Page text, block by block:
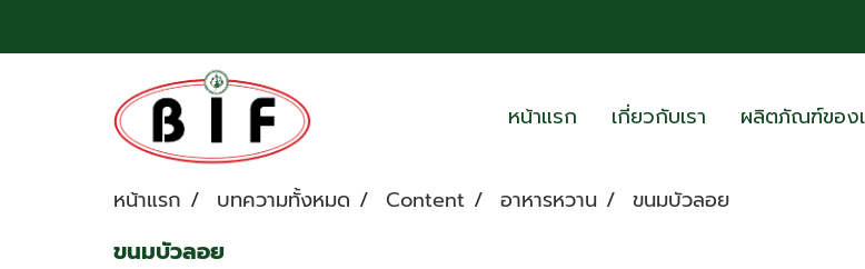
หน้าแรก เกี่ยวกับเรา ผลิตภัณฑ์ของ
หน้าแรก บทความทั้งหมด Content อาหารหวาน ขนมบัวลอย
ขนมบัวลอย